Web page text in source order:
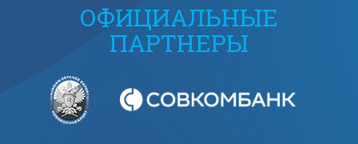
ОФИЦИАЛЬНЫЕ
ПАРТНЕРЫ